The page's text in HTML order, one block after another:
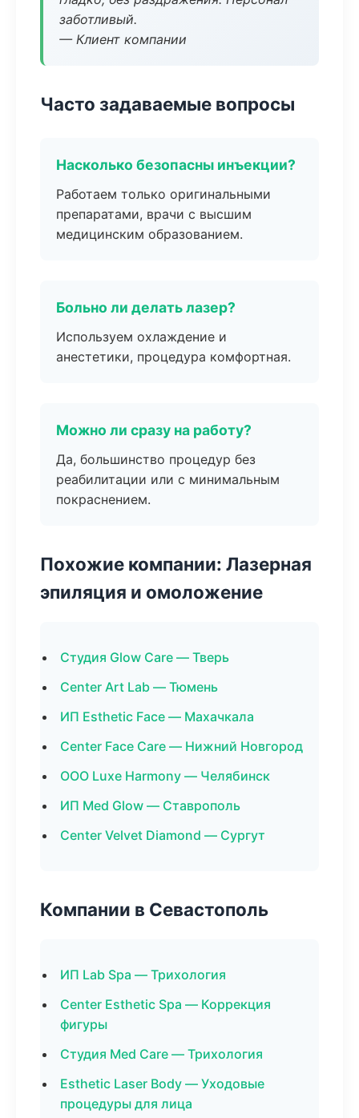
заботливый.
— Клиент компании
Часто задаваемые вопросы
Насколько безопасны инъекции?
Работаем только оригинальными
препаратами, врачи с высшим
медицинским образованием.
Больно ли делать лазер?
Используем охлаждение и
анестетики, процедура комфортная.
Можно ли сразу на работу?
Да, большинство процедур без
реабилитации или с минимальным
покраснением.
Похожие компании: Лазерная
эпиляция и омоложение
Студия Glow Care — Тверь
Center Art Lab — Тюмень
ИП Esthetic Face — Махачкала
Center Face Care — Нижний Новгород
ООО Luxe Harmony — Челябинск
ИП Med Glow — Ставрополь
Center Velvet Diamond — Сургут
Компании в Севастополь
ИП Lab Spa — Трихология
Center Esthetic Spa — Коррекция
фигуры
Студия Med Care — Трихология
Esthetic Laser Body — Уходовые
процедуры для лица